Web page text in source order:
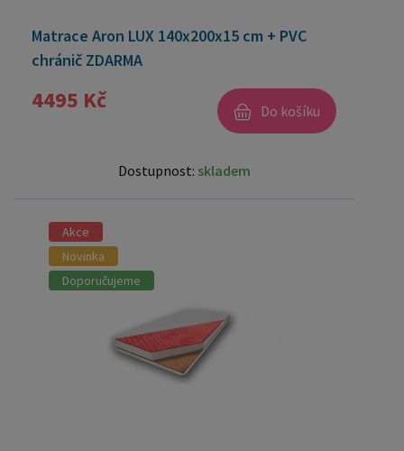
Matrace Aron LUX 140x200x15 cm + PVC
chránič ZDARMA
4495 Kč Do košíku
Dostupnost: skladem
Akce
Novinka
Doporučujeme